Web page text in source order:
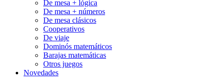
De mesa + lógica
De mesa + números
De mesa clásicos
Cooperativos
De viaje
Dominós matemáticos
Barajas matemáticas
Otros juegos
Novedades